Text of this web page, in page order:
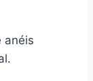
anéis